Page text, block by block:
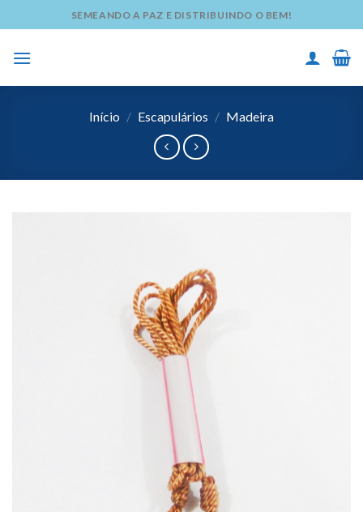
to
content
SEMEANDO A PAZ E DISTRIBUINDO O BEM!
Início / Escapulários / Madeira